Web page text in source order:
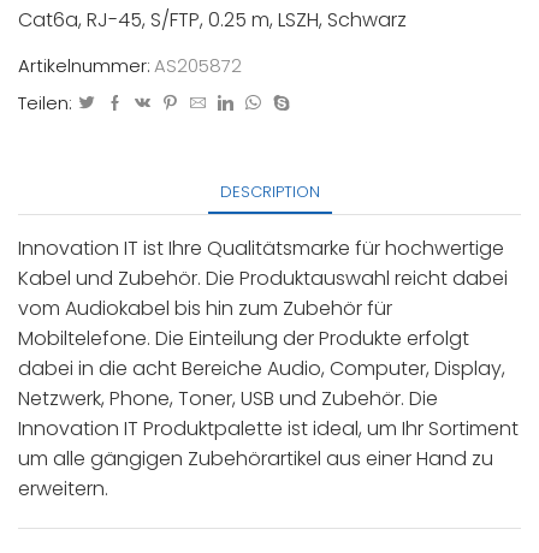
Cat6a, RJ-45, S/FTP, 0.25 m, LSZH, Schwarz
Artikelnummer:AS205872
Teilen:
DESCRIPTION
Innovation IT ist Ihre Qualitätsmarke für hochwertige
Kabel und Zubehör. Die Produktauswahl reicht dabei
vom Audiokabel bis hin zum Zubehör für
Mobiltelefone. Die Einteilung der Produkte erfolgt
dabei in die acht Bereiche Audio, Computer, Display,
Netzwerk, Phone, Toner, USB und Zubehör. Die
Innovation IT Produktpalette ist ideal, um Ihr Sortiment
um alle gängigen Zubehörartikel aus einer Hand zu
erweitern.